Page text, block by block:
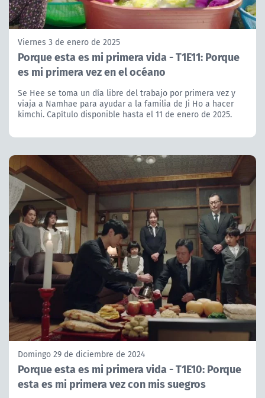
Viernes 3 de enero de 2025
Porque esta es mi primera vida - T1E11: Porque
es mi primera vez en el océano
Se Hee se toma un día libre del trabajo por primera vez y
viaja a Namhae para ayudar a la familia de Ji Ho a hacer
kimchi. Capítulo disponible hasta el 11 de enero de 2025.
Domingo 29 de diciembre de 2024
Porque esta es mi primera vida - T1E10: Porque
esta es mi primera vez con mis suegros